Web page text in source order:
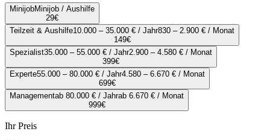
MinijobMinijob / Aushilfe
29€
Teilzeit & Aushilfe10.000 – 35.000 € / Jahr830 – 2.900 € / Monat
149€
Spezialist35.000 – 55.000 € / Jahr2.900 – 4.580 € / Monat
399€
Experte55.000 – 80.000 € / Jahr4.580 – 6.670 € / Monat
699€
Managementab 80.000 € / Jahrab 6.670 € / Monat
999€
Ihr Preis